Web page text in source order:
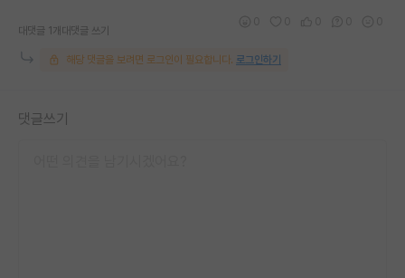
대댓글 1개 대댓글 쓰기
해당 댓글을 보려면 로그인이 필요합니다. 로그인하기
댓글쓰기